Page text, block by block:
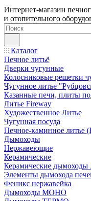
Интернет-магазин
и отопительного
Каталог
Печное литьё
Дверки чугунные
Колосниковые решетки
Чугунное литье
Казанные печи, плиты
Литье Fireway
Художественное Литье
Чугунная посуда
Печное-каминное литье
Дымоходы
Нержавеющие
Керамические
Керамические дымоходы
Элементы дымохода
Феникс нержавейка
Дымоходы МОНО